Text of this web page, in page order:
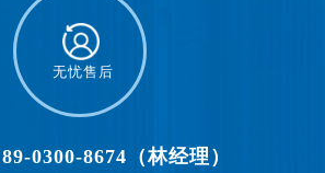
无忧售后
0300-8674（林经理）